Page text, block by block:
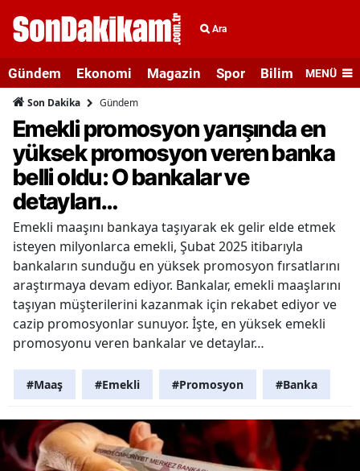
Ara
Gündem Ekonomi Magazin Spor Bilim veMENÜ
Son Dakika Gündem
Emekli promosyon yarışında en
yüksek promosyon veren banka
belli oldu: O bankalar ve
detayları…
Emekli maaşını bankaya taşıyarak ek gelir elde etmek
isteyen milyonlarca emekli, Şubat 2025 itibarıyla
bankaların sunduğu en yüksek promosyon fırsatlarını
araştırmaya devam ediyor. Bankalar, emekli maaşlarını
taşıyan müşterilerini kazanmak için rekabet ediyor ve
cazip promosyonlar sunuyor. İşte, en yüksek emekli
promosyonu veren bankalar ve detaylar…
#Maaş #Emekli #Promosyon #Banka